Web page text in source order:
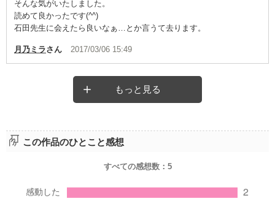
そんな気がいたしました。
読めて良かったです(^^)
石田先生に会えたら良いなぁ…とか言うて去ります。
月乃ミラさん 2017/03/06 15:49
もっと見る
この作品のひとこと感想
すべての感想数： 5